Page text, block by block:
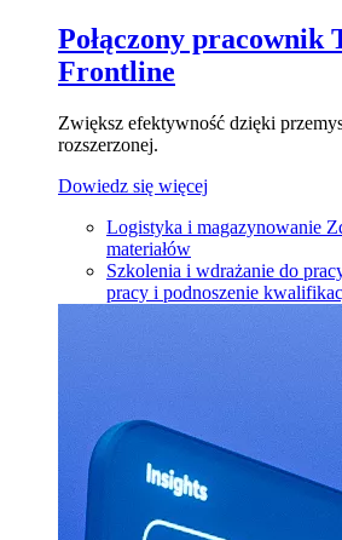
Połączony pracownik
Frontline
Zwiększ efektywność dzięki
rozszerzonej.
Dowiedz się więcej
Logistyka i magazynowanie
materiałów
Szkolenia i wdrażanie do
pracy i podnoszenie